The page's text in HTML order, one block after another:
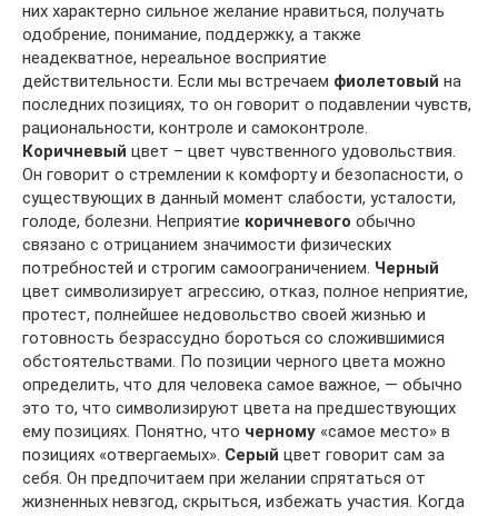
них характерно сильное желание нравиться, получать
одобрение, понимание, поддержку, а также
неадекватное, нереальное восприятие
действительности. Если мы встречаем фиолетовый на
последних позициях, то он говорит о подавлении чувств,
рациональности, контроле и самоконтроле.
Коричневый цвет – цвет чувственного удовольствия.
Он говорит о стремлении к комфорту и безопасности, о
существующих в данный момент слабости, усталости,
голоде, болезни. Неприятие коричневого обычно
связано с отрицанием значимости физических
потребностей и строгим самоограничением. Черный
цвет символизирует агрессию, отказ, полное неприятие,
протест, полнейшее недовольство своей жизнью и
готовность безрассудно бороться со сложившимися
обстоятельствами. По позиции черного цвета можно
определить, что для человека самое важное, — обычно
это то, что символизируют цвета на предшествующих
ему позициях. Понятно, что черному «самое место» в
позициях «отвергаемых». Серый цвет говорит сам за
себя. Он предпочитаем при желании спрятаться от
жизненных невзгод, скрыться, избежать участия. Когда